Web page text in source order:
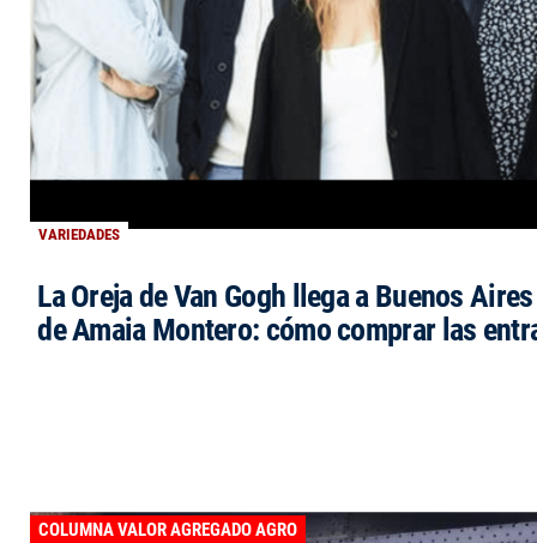
VARIEDADES
La Oreja de Van Gogh llega a Buenos
de Amaia Montero: cómo comprar las
COLUMNA VALOR AGREGADO AGRO